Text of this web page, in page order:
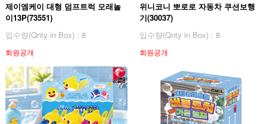
제이엠케이 대형 덤프트럭 모래놀
이13P(73551)
입수량(Qnty in Box) : 8
회원공개
위니코니 뽀로로 자동차 쿠션보행
기(30037)
입수량(Qnty in Box) : 8
회원공개